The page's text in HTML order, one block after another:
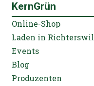
KernGrün
Online-Shop
Laden in Richterswil
Events
Blog
Produzenten